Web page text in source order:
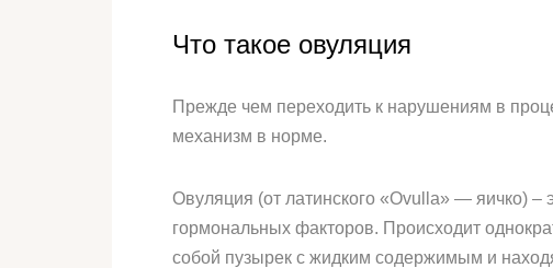
Что такое овуляция
Прежде чем переходить к нарушениям в
механизм в норме.
Овуляция (от латинского «Ovulla» — яичко) –
гормональных факторов. Происходит
собой пузырек с жидким содержимым и